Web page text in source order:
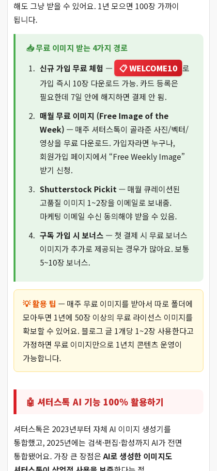
해도 그냥 받을 수 있어요. 1년 모으면 100장 가까이
됩니다.
📥 무료 이미지 받는 4가지 경로
신규 가입 무료 체험 — 📋 WELCOME10 로
가입 즉시 10장 다운로드 가능. 카드 등록은
필요한데 7일 안에 해지하면 결제 안 됨.
매월 무료 이미지 (Free Image of the
Week) — 매주 셔터스톡이 골라준 사진/벡터/
영상을 무료 다운로드. 가입자라면 누구나,
회원가입 페이지에서 “Free Weekly Image”
받기 신청.
Shutterstock Pickit— 매월 큐레이션된
고품질 이미지 1~2장을 이메일로 보내줌.
마케팅 이메일 수신 동의해야 받을 수 있음.
구독 가입 시 보너스 — 첫 결제 시 무료 보너스
이미지가 추가로 제공되는 경우가 많아요. 보통
5~10장 보너스.
💡 활용 팁 — 매주 무료 이미지를 받아서 따로 폴더에
모아두면 1년에 50장 이상의 무료 라이선스 이미지를
확보할 수 있어요. 블로그 글 1개당 1~2장 사용한다고
가정하면 무료 이미지만으로 1년치 콘텐츠 운영이
가능합니다.
🤖 셔터스톡 AI 기능 100% 활용하기
셔터스톡은 2023년부터 자체 AI 이미지 생성기를
통합했고, 2025년에는 검색·편집·합성까지 AI가 전면
통합됐어요. 가장 큰 장점은AI로 생성한 이미지도